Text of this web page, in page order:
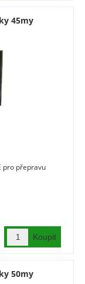
45my
pro přepravu
50my